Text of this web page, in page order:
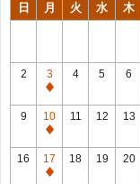
日 月 火 水 木
2
3
休
館
日
4 5 6
9
10
休
館
日
11 12 13
16
17
休
18 19 20